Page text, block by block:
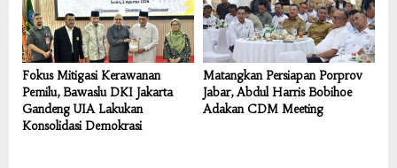
Fokus Mitigasi Kerawanan
Pemilu, Bawaslu DKI Jakarta
Gandeng UIA Lakukan
Konsolidasi Demokrasi
Matangkan Persiapan Porprov
Jabar, Abdul Harris Bobihoe
Adakan CDM Meeting